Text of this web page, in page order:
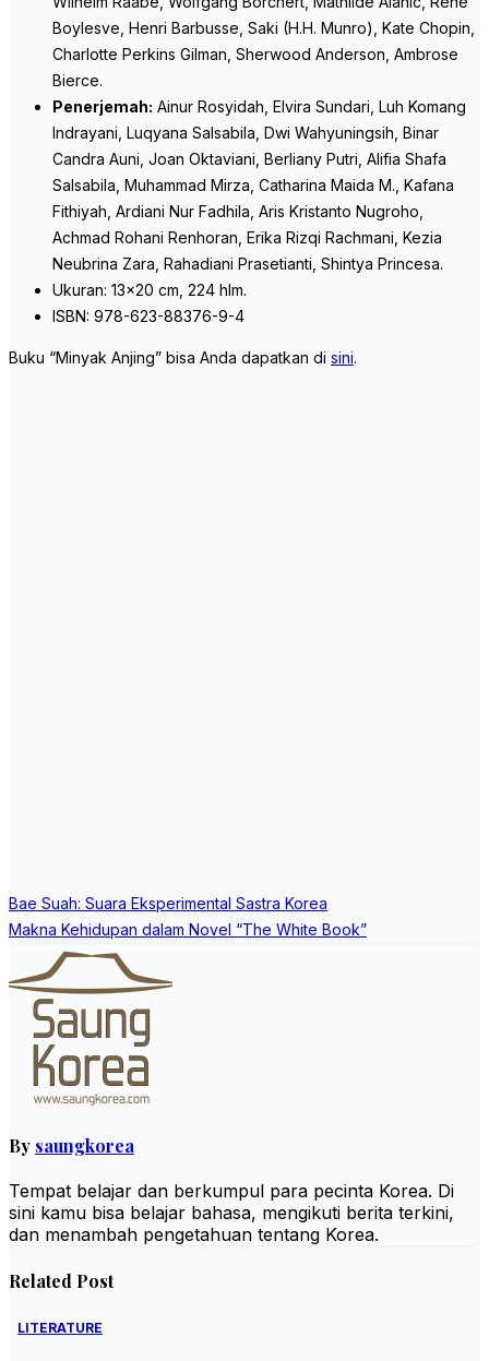
Boylesve, Henri Barbusse, Saki (H.H. Munro), Kate Chopin,
Charlotte Perkins Gilman, Sherwood Anderson, Ambrose
Bierce.
Penerjemah: Ainur Rosyidah, Elvira Sundari, Luh Komang
Indrayani, Luqyana Salsabila, Dwi Wahyuningsih, Binar
Candra Auni, Joan Oktaviani, Berliany Putri, Alifia Shafa
Salsabila, Muhammad Mirza, Catharina Maida M., Kafana
Fithiyah, Ardiani Nur Fadhila, Aris Kristanto Nugroho,
Achmad Rohani Renhoran, Erika Rizqi Rachmani, Kezia
Neubrina Zara, Rahadiani Prasetianti, Shintya Princesa.
Ukuran: 13×20 cm, 224 hlm.
ISBN: 978-623-88376-9-4
Buku “Minyak Anjing” bisa Anda dapatkan di sini.
Post
navigation
Bae Suah: Suara Eksperimental Sastra Korea
Makna Kehidupan dalam Novel “The White Book”
By saungkorea
Tempat belajar dan berkumpul para pecinta Korea. Di
sini kamu bisa belajar bahasa, mengikuti berita terkini,
dan menambah pengetahuan tentang Korea.
Related Post
LITERATURE